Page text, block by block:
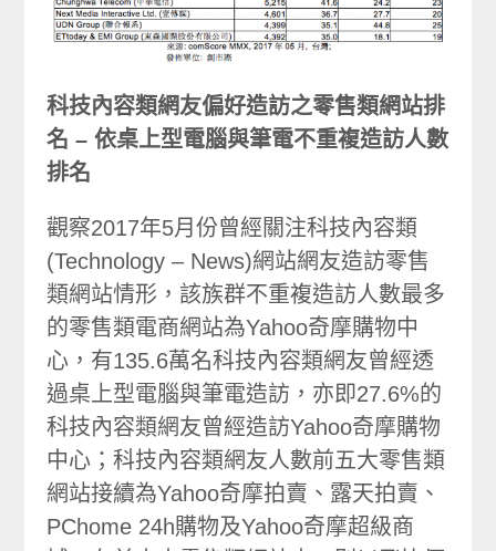
科技內容類網友偏好造訪之零售類網站排
名 – 依桌上型電腦與筆電不重複造訪人數
排名
觀察2017年5月份曾經關注科技內容類
(Technology – News)網站網友造訪零售
類網站情形，該族群不重複造訪人數最多
的零售類電商網站為Yahoo奇摩購物中
心，有135.6萬名科技內容類網友曾經透
過桌上型電腦與筆電造訪，亦即27.6%的
科技內容類網友曾經造訪Yahoo奇摩購物
中心；科技內容類網友人數前五大零售類
網站接續為Yahoo奇摩拍賣、露天拍賣、
PChome 24h購物及Yahoo奇摩超級商